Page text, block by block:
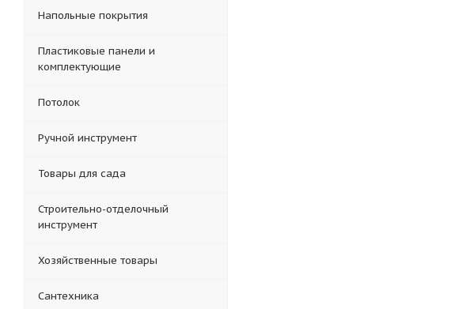
Напольные покрытия
Пластиковые панели и
комплектующие
Потолок
Ручной инструмент
Товары для сада
Строительно-отделочный
инструмент
Хозяйственные товары
Сантехника